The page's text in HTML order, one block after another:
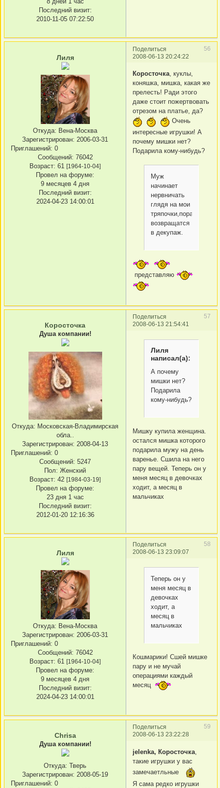
Последний визит:
2010-11-05 07:22:50
Поделиться
56
2008-06-13 20:24:22
Лиля
Откуда: Вена-Москва
Зарегистрирован: 2006-03-31
Приглашений: 0
Сообщений: 76042
Возраст: 61 [1964-10-04]
Провел на форуме:
9 месяцев 4 дня
Последний визит:
2024-04-23 14:00:01
Коросточка, куклы,
коняшка, мишка, какая же
прелесть! Ради этого
даже стоит пожертвовать
отрезом на платье, да?
Очень
интересные игрушки! А
почему мишки нет?
Подарила кому-нибудь?
Муж
начинает
нервничать
глядя на мои
тряпочки,пора
возвращатся
в декупаж.
представляю
Поделиться
57
2008-06-13 21:54:41
Коросточка
Душа компании!
Откуда: Московская-Владимирская
обла..
Зарегистрирован: 2008-04-13
Приглашений: 0
Сообщений: 5247
Пол: Женский
Возраст: 42 [1984-03-19]
Провел на форуме:
23 дня 1 час
Последний визит:
2012-01-20 12:16:36
Лиля
написал(а):
А почему
мишки нет?
Подарила
кому-нибудь?
Мишку купила женщина.
остался мишка которого
подарила мужу на день
варенье. Сшила на него
пару вещей. Теперь он у
меня месяц в девочках
ходит, а месяц в
мальчиках
Поделиться
58
2008-06-13 23:09:07
Лиля
Откуда: Вена-Москва
Зарегистрирован: 2006-03-31
Приглашений: 0
Сообщений: 76042
Возраст: 61 [1964-10-04]
Провел на форуме:
9 месяцев 4 дня
Последний визит:
2024-04-23 14:00:01
Теперь он у
меня месяц в
девочках
ходит, а
месяц в
мальчиках
Кошмарики! Сшей мишке
пару и не мучай
операциями каждый
месяц
Поделиться
59
2008-06-13 23:22:28
Chrisa
Душа компании!
Откуда: Тверь
Зарегистрирован: 2008-05-19
Приглашений: 0
jelenka, Коросточка
такие игрушки у вас
замечаетльные
Я сама редко игрушки